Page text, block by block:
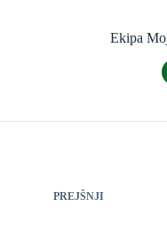
Ekipa
PREJŠNJI